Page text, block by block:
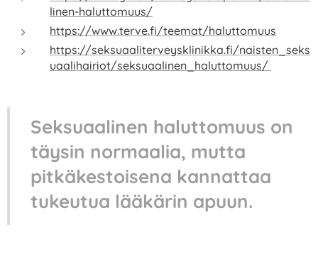
linen-haluttomuus/
https://www.terve.fi/teemat/haluttomuus
https://seksuaaliterveysklinikka.fi/naisten_seks
uaalihairiot/seksuaalinen_haluttomuus/
Seksuaalinen haluttomuus on
täysin normaalia, mutta
pitkäkestoisena kannattaa
tukeutua lääkärin apuun.